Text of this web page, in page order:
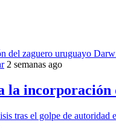
del zaguero uruguayo
2 semanas ago
la
tras el golpe de